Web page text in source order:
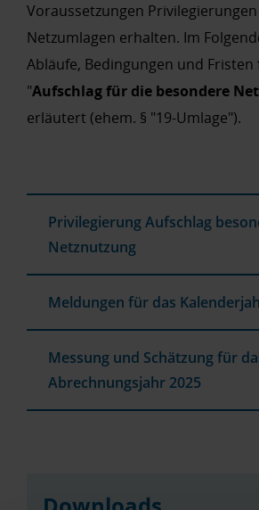
Voraussetzungen
Netzumlagen erhalten. Im
Abläufe, Bedingungen und Fristen
"Aufschlag für die besondere
erläutert (ehem. § "19-Umlage").
Privilegierung Aufschlag
Netznutzung
Meldungen für das
Messung und Schätzung für
Abrechnungsjahr 2025